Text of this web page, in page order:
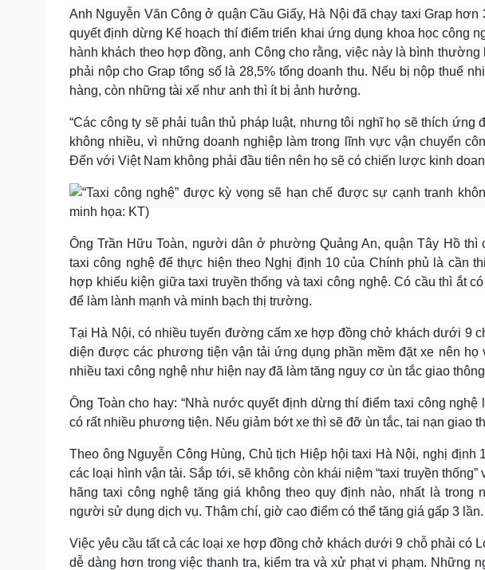
Sản phụ khoa
Nhi khoa
Nam khoa
Làm đẹp - giảm cân
Phòng mạch online
Ăn sạch sống khỏe
Tình yêu - Gia đình
Âm nhạc
Di sản
Cải chính
Anh Nguyễn Văn Công ở quận Cầu Giấy, Hà Nội đã chạy taxi Grap hơn
quyết định dừng Kế hoạch thí điểm triển khai ứng dụng khoa học công
hành khách theo hợp đồng, anh Công cho rằng, việc này là bình
phải nộp cho Grap tổng số là 28,5% tổng doanh thu. Nếu bị nộp thuế
hàng, còn những tài xế như anh thì ít bị ảnh hưởng.
“Các công ty sẽ phải tuân thủ pháp luật, nhưng tôi nghĩ họ sẽ thích
không nhiều, vì những doanh nghiệp làm trong lĩnh vực vận chuyển
Đến với Việt Nam không phải đầu tiên nên họ sẽ có chiến lược kinh
Ông Trần Hữu Toàn, người dân ở phường Quảng An, quận Tây Hồ
taxi công nghệ để thực hiện theo Nghị định 10 của Chính phủ là cần
hợp khiếu kiện giữa taxi truyền thống và taxi công nghệ. Có cầu thì ắt
để làm lành mạnh và minh bạch thị trường.
Tại Hà Nội, có nhiều tuyến đường cấm xe hợp đồng chở khách dưới 9
diện được các phương tiện vận tải ứng dụng phần mềm đặt xe nên
nhiều taxi công nghệ như hiện nay đã làm tăng nguy cơ ùn tắc giao
Ông Toàn cho hay: “Nhà nước quyết định dừng thí điểm taxi công
có rất nhiều phương tiện. Nếu giảm bớt xe thì sẽ đỡ ùn tắc, tai nạn giao
Theo ông Nguyễn Công Hùng, Chủ tịch Hiệp hội taxi Hà Nội, nghị
các loại hình vận tải. Sắp tới, sẽ không còn khái niệm “taxi truyền thống”
hãng taxi công nghệ tăng giá không theo quy định nào, nhất là
người sử dụng dịch vụ. Thậm chí, giờ cao điểm có thể tăng giá gấp 3 lần.
Việc yêu cầu tất cả các loại xe hợp đồng chở khách dưới 9 chỗ phải có
dễ dàng hơn trong việc thanh tra, kiểm tra và xử phạt vi phạm. Những